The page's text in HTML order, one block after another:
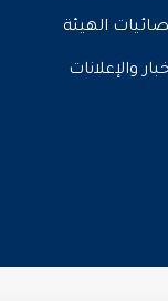
الهيئة
والإعلانات